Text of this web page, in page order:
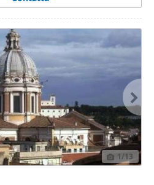
1/13